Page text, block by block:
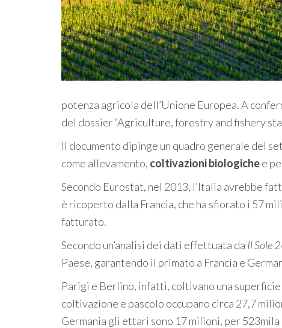
potenza agricola dell’Unione Europea. A
del dossier “Agriculture, forestry and fishery
Il documento dipinge un quadro generale del
come allevamento, coltivazioni biologichee
Secondo Eurostat, nel 2013, l’Italia avrebbe
è ricoperto dalla Francia, che ha sfiorato i 57
fatturato.
Secondo un’analisi dei dati effettuata da Il Sole
Paese, garantendo il primato a Francia e
Parigi e Berlino, infatti, coltivano una
coltivazione e pascolo occupano circa 27,7
Germania gli ettari sono 17 milioni, per